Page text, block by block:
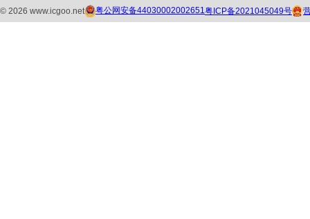
© 2026 www.icgoo.net 粤公网安备44030002002651粤ICP备2021045049号